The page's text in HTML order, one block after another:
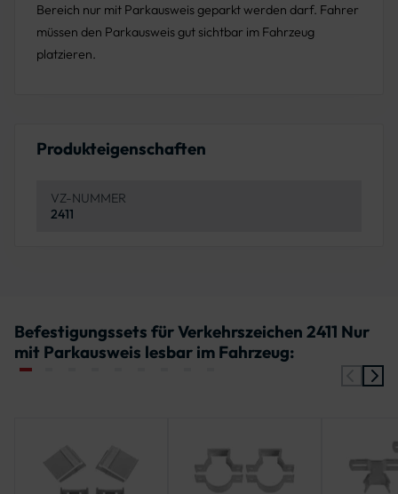
Bereich nur mit Parkausweis geparkt werden darf. Fahrer
müssen den Parkausweis gut sichtbar im Fahrzeug
platzieren.
Produkteigenschaften
VZ-NUMMER
2411
Befestigungssets für Verkehrszeichen 2411 Nur
mit Parkausweis lesbar im Fahrzeug: